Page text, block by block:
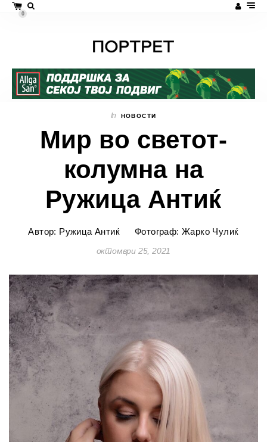
0
In НОВОСТИ
Мир во светот-
колумна на
Ружица Антиќ
Автор: Ружица Антиќ Фотограф: Жарко Чулиќ
октомври 25, 2021